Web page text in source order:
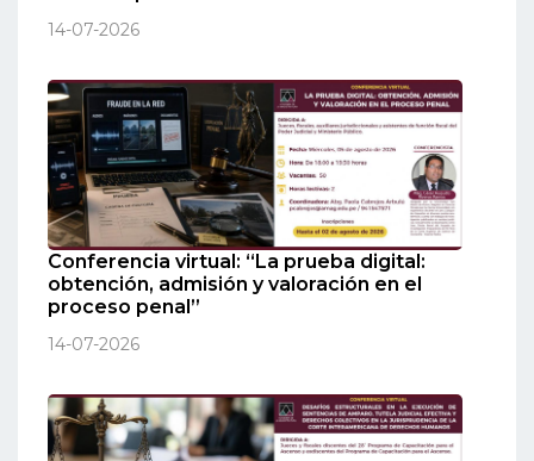
14-07-2026
Conferencia virtual: “La prueba digital:
obtención, admisión y valoración en el
proceso penal”
14-07-2026